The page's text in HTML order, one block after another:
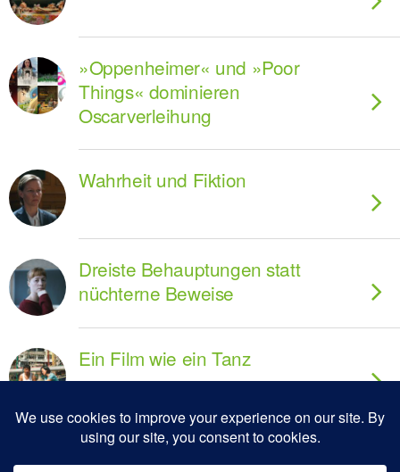
»Oppenheimer« und »Poor
Things« dominieren
Oscarverleihung
Wahrheit und Fiktion
Dreiste Behauptungen statt
nüchterne Beweise
Ein Film wie ein Tanz